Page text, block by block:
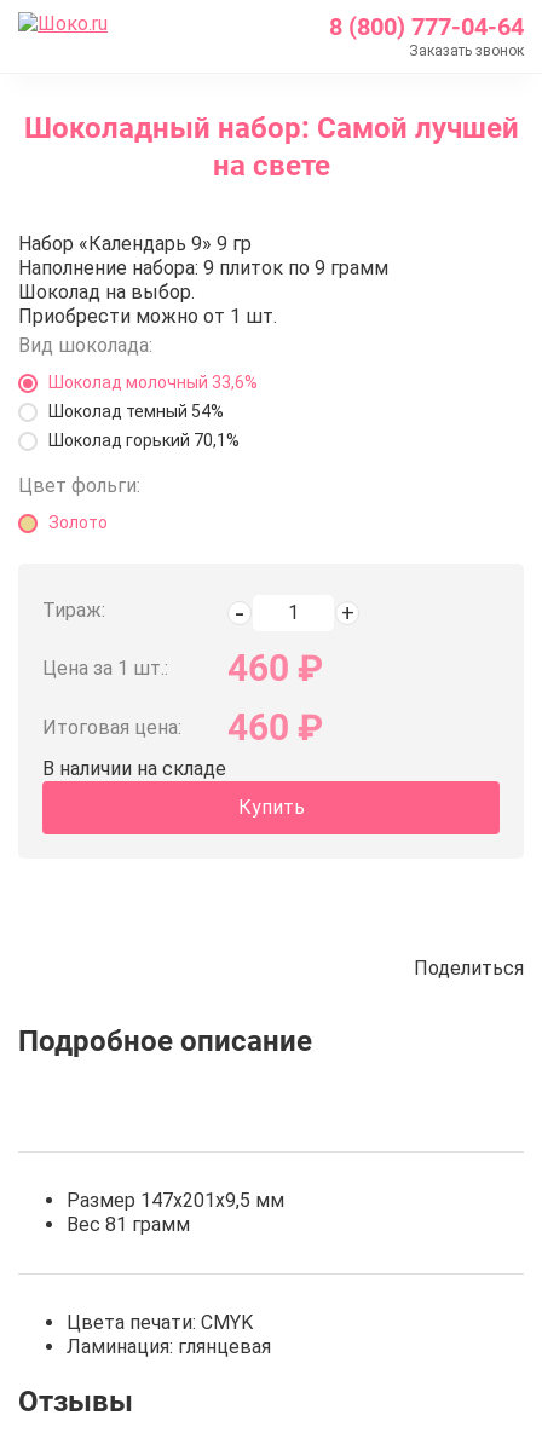
8 (800) 777-04-64
Заказать звонок
Каталог
Шоколадные подарки
Шоколадный набор: Самой лучшей на свете
Шоколадный набор: Самой лучшей
на свете
Шоколадный набор: Самой
Набор «Календарь 9» 9 гр
Наполнение набора: 9 плиток по 9 грамм
Шоколад на выбор.
Приобрести можно от 1 шт.
Вид шоколада:
Шоколад молочный 33,6%
Шоколад темный 54%
Шоколад горький 70,1%
Цвет фольги:
Золото
Тираж:
Цена за 1 шт.: 460 ₽
Итоговая цена: 460 ₽
В наличии на складе
Купить
Поделиться
Описание Отзывы Рецепты
Размер 147х201х9,5 мм
Вес 81 грамм
Цвета печати: CMYK
Ламинация: глянцевая